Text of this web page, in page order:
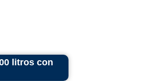
litros con